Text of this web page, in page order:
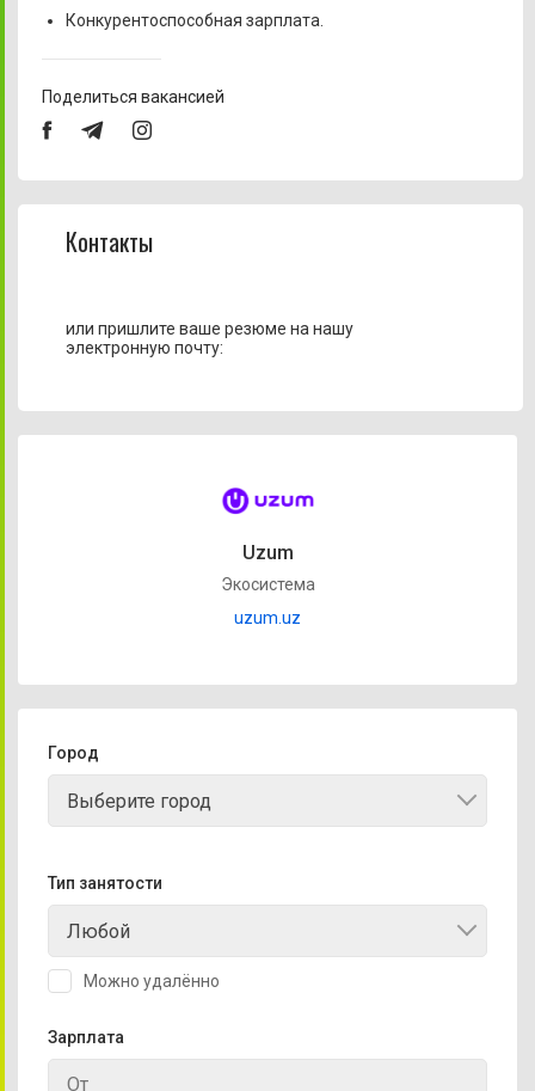
Конкурентоспособная зарплата.
Поделиться вакансией
Контакты
или пришлите ваше резюме на нашу
электронную почту:
Uzum
Экосистема
uzum.uz
Город
Выберите город
Тип занятости
Любой
Можно удалённо
Зарплата